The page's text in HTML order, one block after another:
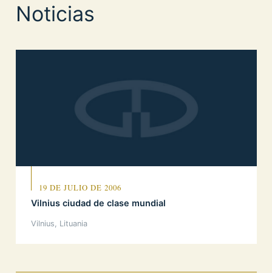
Noticias
19 DE JULIO DE 2006
Vilnius ciudad de clase mundial
Vilnius, Lituania